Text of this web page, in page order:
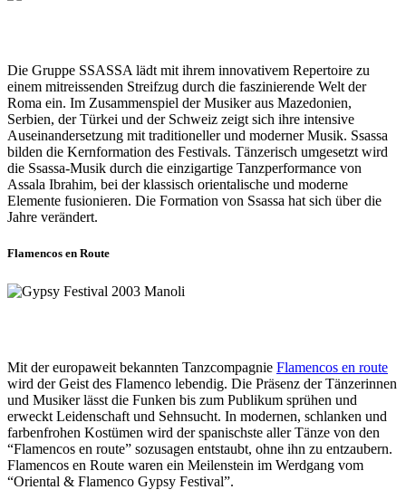
Die Gruppe SSASSA lädt mit ihrem innovativem Repertoire zu
einem mitreissenden Streifzug durch die faszinierende Welt der
Roma ein. Im Zusammenspiel der Musiker aus Mazedonien,
Serbien, der Türkei und der Schweiz zeigt sich ihre intensive
Auseinandersetzung mit traditioneller und moderner Musik. Ssassa
bilden die Kernformation des Festivals. Tänzerisch umgesetzt wird
die Ssassa-Musik durch die einzigartige Tanzperformance von
Assala Ibrahim, bei der klassisch orientalische und moderne
Elemente fusionieren. Die Formation von Ssassa hat sich über die
Jahre verändert.
Flamencos en Route
Mit der europaweit bekannten Tanzcompagnie Flamencos en route
wird der Geist des Flamenco lebendig. Die Präsenz der Tänzerinnen
und Musiker lässt die Funken bis zum Publikum sprühen und
erweckt Leidenschaft und Sehnsucht. In modernen, schlanken und
farbenfrohen Kostümen wird der spanischste aller Tänze von den
“Flamencos en route” sozusagen entstaubt, ohne ihn zu entzaubern.
Flamencos en Route waren ein Meilenstein im Werdgang vom
“Oriental & Flamenco Gypsy Festival”.